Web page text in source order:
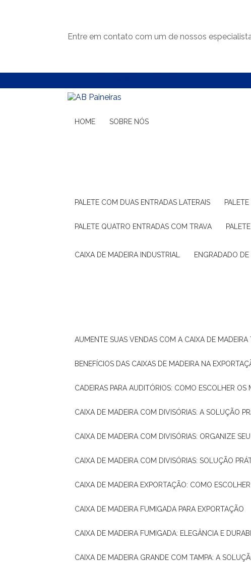
Entre em contato com um de nossos
HOME SOBRE NÓS
PALETE COM DUAS ENTRADAS LATERAIS
PALETE QUATRO ENTRADAS COM TRAVA
CAIXA DE MADEIRA INDUSTRIAL ENGRADADO
AUMENTE SUAS VENDAS COM A CAIXA DE
BENEFÍCIOS DAS CAIXAS DE MADEIRA NA
CADEIRAS PARA AUDITÓRIOS: COMO ESCOLHER
CAIXA DE MADEIRA COM DIVISÓRIAS: A SOLUÇÃO
CAIXA DE MADEIRA COM DIVISÓRIAS: ORGANIZE
CAIXA DE MADEIRA COM DIVISÓRIAS: SOLUÇÃO
CAIXA DE MADEIRA EXPORTAÇÃO: COMO
CAIXA DE MADEIRA FUMIGADA PARA EXPORTAÇÃO
CAIXA DE MADEIRA FUMIGADA: ELEGÂNCIA E
CAIXA DE MADEIRA GRANDE COM TAMPA: A